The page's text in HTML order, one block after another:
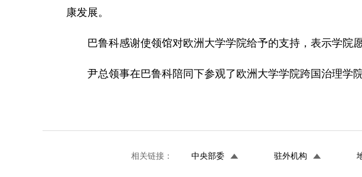
康发展。
巴鲁科感谢使领馆对欧洲大学学院给予的支持，表示学院
尹总领事在巴鲁科陪同下参观了欧洲大学学院跨国治理学院
相关链接： 中央部委 驻外机构